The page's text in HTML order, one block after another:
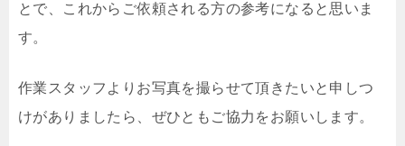
とで、これからご依頼される方の参考になると思いま
す。
作業スタッフよりお写真を撮らせて頂きたいと申しつ
けがありましたら、ぜひともご協力をお願いします。